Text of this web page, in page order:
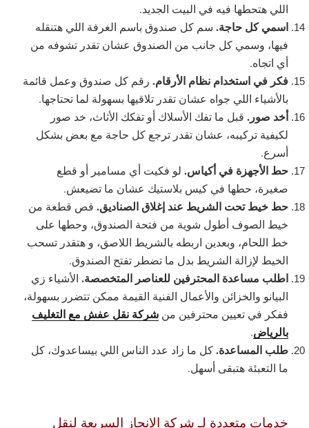
اللي هتحطها فيه في البيت الجديد.
اسمي كل حاجة. سم كل صندوق باسم الغرفة اللي هتنقله
فيها، وسمي كل جانب من الصندوق عشان تقدر تشوفه من
أي اتجاه.
فكر في استخدام نظام الأرقام. رقم كل صندوق وعمل قائمة
بالأشياء اللي جواه عشان تقدر تلاقيها بسهولة لما تحتاجها.
أخد صور. قبل ما تفك الأسلاك أو تفكك الأثاث، خد صور
لكيفية تركيبه، عشان تقدر ترجع كل حاجة مع بعض بشكل
أسرع.
حط الأجهزة في أكياس. لو فكيت أي مسامير أو قطع
صغيرة، حطها في كيس بلاستيك عشان ما تضيعش.
حط خيط تحت الشريط عند إغلاق الصناديق. قص قطعة من
خيط الصوف أطول شوية من فتحة الصندوق، وحطها على
خط اللحام، وبعدين اربطه بالشريط اللاصق، و هتقدر تسحب
الخيط لإزالة الشريط بدل ما تضطر تفتح الصندوق.
اطلب مساعدة المحترفين للعناصر المتخصصة. الأشياء زي
البيانو والخزائن والأعمال الفنية القيمة ممكن تتضرر بسهولة،
ففكر في تعيين محترفين من شركة نقل عفش مع التغليف
بالرياض.
طلب المساعدة.كل ما زاد عدد الناس اللي بيساعدوك، كل
ما التعبئة هتبقى أسهل.
خدمات متعددة لـ شركة الانجاز السريعة لنقل